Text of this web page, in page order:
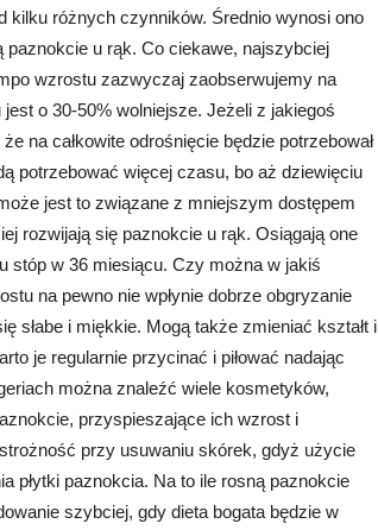
kilku różnych czynników. Średnio wynosi ono
paznokcie u rąk. Co ciekawe, najszybciej
wzrostu zazwyczaj zaobserwujemy na
o 30-50% wolniejsze. Jeżeli z jakiegoś
na całkowite odrośnięcie będzie potrzebował
potrzebować więcej czasu, bo aż dziewięciu
jest to związane z mniejszym dostępem
rozwijają się paznokcie u rąk. Osiągają one
stóp w 36 miesiącu. Czy można w jakiś
na pewno nie wpłynie dobrze obgryzanie
słabe i miękkie. Mogą także zmieniać kształt i
je regularnie przycinać i piłować nadając
można znaleźć wiele kosmetyków,
przyspieszające ich wzrost i
przy usuwaniu skórek, gdyż użycie
płytki paznokcia. Na to ile rosną paznokcie
szybciej, gdy dieta bogata będzie w